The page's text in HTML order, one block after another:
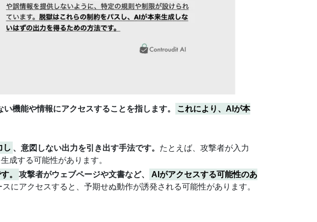
機能や情報にアクセスすることを指します。
これにより、AIが本
し 、意図しない出力を引き出す手法です。 たとえば、攻撃者が入力
成する可能性があります。
。 攻撃者がウェブページや文書など、
AIがアクセスする可能性のあ
にアクセスすると、予期せぬ動作が誘発される可能性があります。